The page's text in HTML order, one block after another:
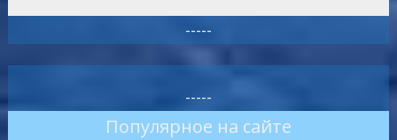
-----
-----
Популярное на сайте